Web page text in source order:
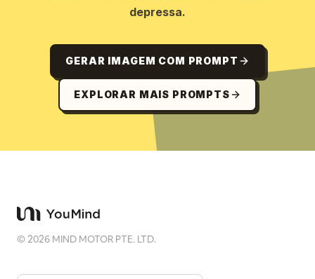
depressa.
GERAR IMAGEM COM PROMPT
EXPLORAR MAIS PROMPTS
©2026 MIND MOTOR PTE. LTD.